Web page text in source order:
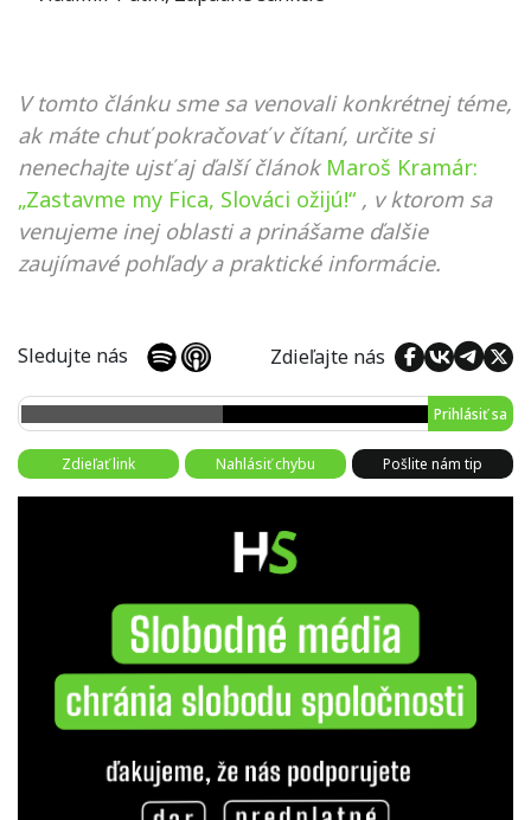
V tomto článku sme sa venovali konkrétnej téme,
ak máte chuť pokračovať v čítaní, určite si
nenechajte ujsť aj ďalší článok Maroš Kramár:
„Zastavme my Fica, Slováci ožijú!“ , v ktorom sa
venujeme inej oblasti a prinášame ďalšie
zaujímavé pohľady a praktické informácie.
Sledujte nás Zdieľajte nás
Prihlásiť sa
Zdieľať link Nahlásiť chybu Pošlite nám tip